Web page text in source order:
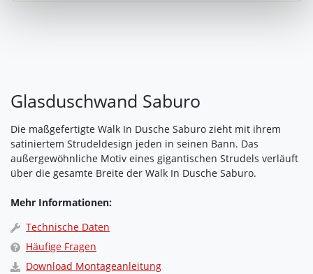
Glasduschwand Saburo
Die maßgefertigte Walk In Dusche Saburo zieht mit ihrem
satiniertem Strudeldesign jeden in seinen Bann. Das
außergewöhnliche Motiv eines gigantischen Strudels verläuft
über die gesamte Breite der Walk In Dusche Saburo.
Mehr Informationen:
Technische Daten
Häufige Fragen
Download Montageanleitung